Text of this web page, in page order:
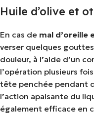
Huile d’olive et
En cas de mal d’oreille
verser quelques gouttes
douleur, à l’aide d’un
l’opération plusieurs
tête penchée pendant
l’action apaisante du
également efficace en